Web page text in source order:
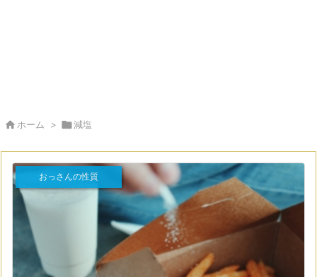
 ホーム > 減塩
おっさんの性質